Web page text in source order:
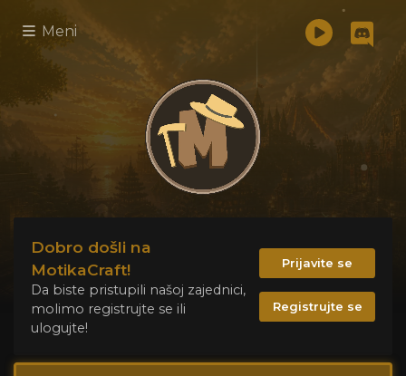
Meni
Dobro došli na
MotikaCraft!
Da biste pristupili našoj zajednici,
molimo registrujte se ili
ulogujte!
Prijavite se
Registrujte se